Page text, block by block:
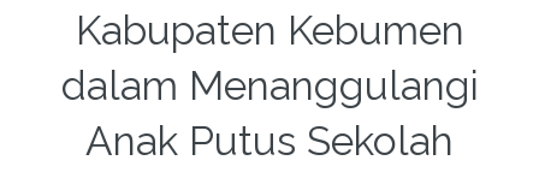
Kabupaten Kebumen
dalam Menanggulangi
Anak Putus Sekolah